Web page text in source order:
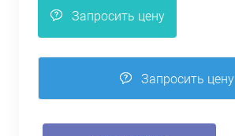
Запросить цену
Запросить цену